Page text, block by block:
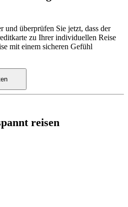
und überprüfen Sie jetzt, dass der
zu Ihrer individuellen Reise
mit einem sicheren Gefühl
reisen